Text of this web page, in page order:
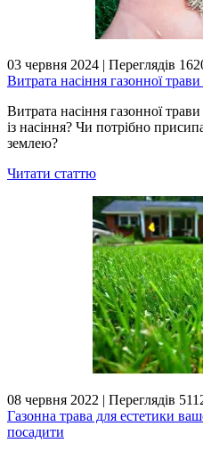
03 червня 2024 | Переглядів
Витрата насіння газонної
Витрата насіння газонної
із насіння? Чи потрібно
землею?
Читати статтю
08 червня 2022 | Переглядів
Газонна трава для естетики
посадити